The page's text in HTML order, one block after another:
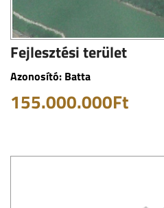
Fejlesztési terület
Azonosító: Batta
155.000.000Ft